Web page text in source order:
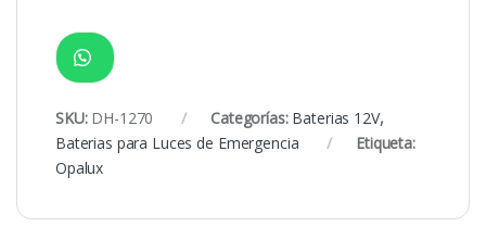
SKU: DH-1270 Categorías: Baterias 12V,
Baterias para Luces de Emergencia
Etiqueta:
Opalux